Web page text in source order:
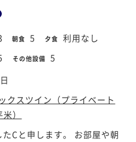
朝食 5 夕食 利用なし
その他設備 5
クスツイン（プライベート
）
Cと申します。 お部屋や朝